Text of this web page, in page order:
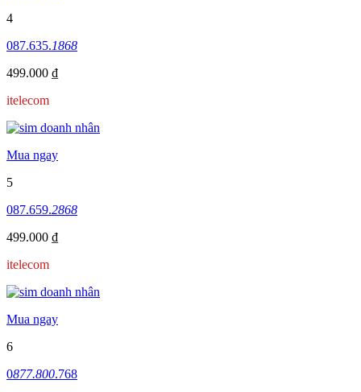
4
087.635.1868
499.000 ₫
itelecom
Mua ngay
5
087.659.2868
499.000 ₫
itelecom
Mua ngay
6
0877.800.768